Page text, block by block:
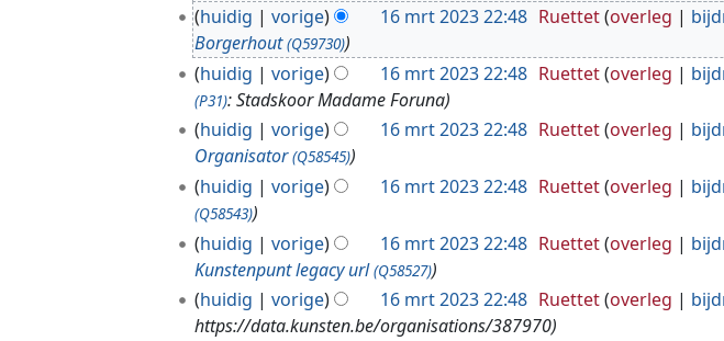
huidig
vorige 16 mrt 2023 22:48 Ruettet overleg
Borgerhout (Q59730)
huidig vorige 16 mrt 2023 22:48 Ruettet overleg
(P31): Stadskoor Madame Foruna
huidig
vorige 16 mrt 2023 22:48 Ruettet overleg
Organisator (Q58545)
huidig vorige 16 mrt 2023 22:48 Ruettet overleg
(Q58543)
huidig vorige 16 mrt 2023 22:48 Ruettet overleg
Kunstenpunt legacy url (Q58527)
huidig vorige 16 mrt 2023 22:48 Ruettet overleg
https://data.kunsten.be/organisations/387970